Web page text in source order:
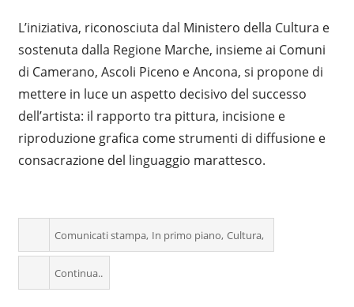
L’iniziativa, riconosciuta dal Ministero della Cultura e
sostenuta dalla Regione Marche, insieme ai Comuni
di Camerano, Ascoli Piceno e Ancona, si propone di
mettere in luce un aspetto decisivo del successo
dell’artista: il rapporto tra pittura, incisione e
riproduzione grafica come strumenti di diffusione e
consacrazione del linguaggio marattesco.
Comunicati stampa In primo piano Cultura
Continua..